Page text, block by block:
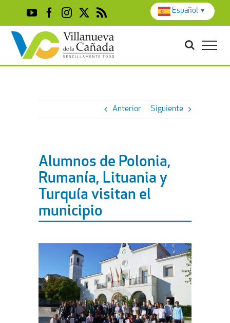
content
YouTubeFacebook
Instagram
X Rss
Anterior Siguiente
Alumnos de Polonia,
Rumanía, Lituania y
Turquía visitan el
municipio
Español ▼